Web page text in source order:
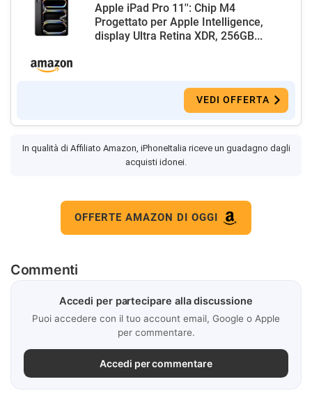
Apple iPad Pro 11'': Chip M4
Progettato per Apple Intelligence,
display Ultra Retina XDR, 256GB...
VEDI OFFERTA
In qualità di Affiliato Amazon, iPhoneItalia riceve un guadagno dagli
acquisti idonei.
OFFERTE AMAZON DI OGGI
Commenti
Accedi per partecipare alla discussione
Puoi accedere con il tuo account email, Google o Apple
per commentare.
Accedi per commentare